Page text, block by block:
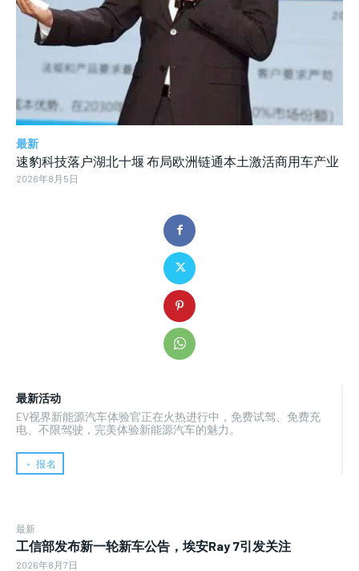
最新活动
EV视界新能源汽车体验官正在火热进行中，免费试驾、免费充
电、不限驾驶，完美体验新能源汽车的魅力。
﹢ 报名
最新
工信部发布新一轮新车公告，埃安Ray 7引发关注
2026年8月7日
最新
速豹科技落户湖北十堰 布局欧洲链通本土激活商用车产业
2026年8月5日